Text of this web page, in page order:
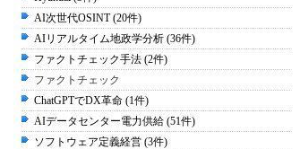
AI次世代OSINT (20件)
AIリアルタイム地政学分析 (36件)
ファクトチェック手法 (2件)
ファクトチェック
ChatGPTでDX革命 (1件)
AIデータセンター電力供給 (51件)
ソフトウェア定義経営 (3件)